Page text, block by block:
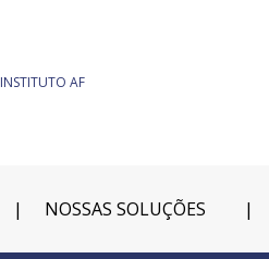
INSTITUTO AF
NOSSAS SOLUÇÕES